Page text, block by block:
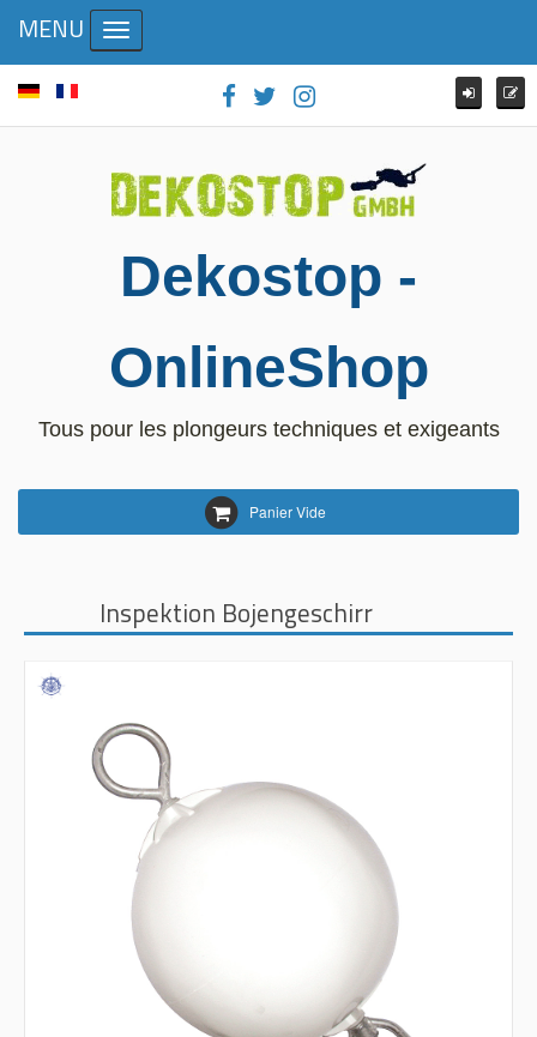
Dekostop -
OnlineShop
Tous pour les plongeurs techniques et exigeants
Panier Vide
MENU Toggle navigation
Inspektion Bojengeschirr